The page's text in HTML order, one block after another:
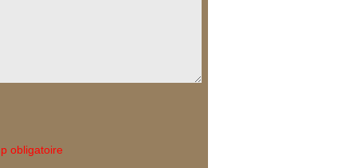
obligatoire